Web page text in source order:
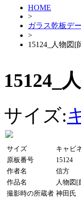
HOME
>
ガラス乾板デ
>
15124_人物図[
15124_
サイズ:
サイズ
キャビ
原板番号
15124
作者名
信方
作品名
人物図[
撮影時の所蔵者 神田氏